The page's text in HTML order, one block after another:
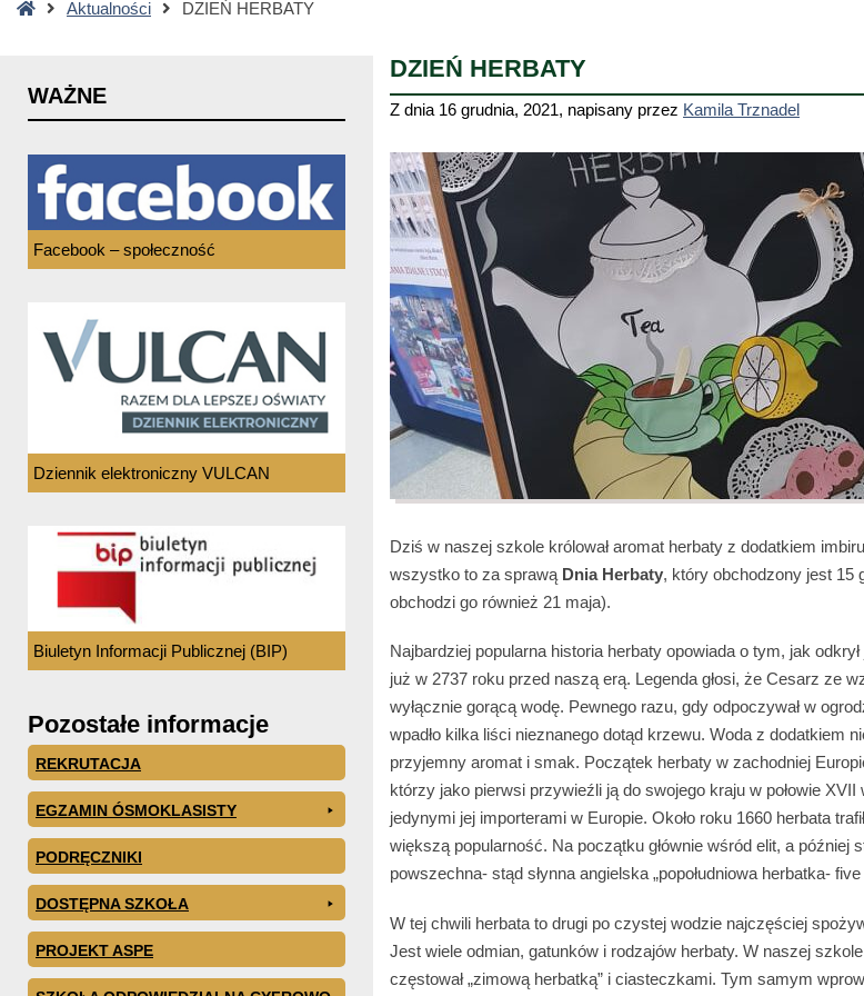
StronaAktualności DZIEŃ HERBATY
DZIEŃ HERBATY
Z dnia 16 grudnia, 2021, napisany przez Kamila Trznadel
Dziś w naszej szkole królował aromat herbaty z dodatkiem
wszystko to za sprawą Dnia Herbaty, który obchodzony jest 15
obchodzi go również 21 maja).
Najbardziej popularna historia herbaty opowiada o tym, jak odkrył
już w 2737 roku przed naszą erą. Legenda głosi, że Cesarz ze
wyłącznie gorącą wodę. Pewnego razu, gdy odpoczywał w
wpadło kilka liści nieznanego dotąd krzewu. Woda z dodatkiem
przyjemny aromat i smak. Początek herbaty w zachodniej
którzy jako pierwsi przywieźli ją do swojego kraju w połowie
jedynymi jej importerami w Europie. Około roku 1660 herbata
większą popularność. Na początku głównie wśród elit, a później
powszechna- stąd słynna angielska „popołudniowa herbatka- five
W tej chwili herbata to drugi po czystej wodzie najczęściej
Jest wiele odmian, gatunków i rodzajów herbaty. W naszej
częstował „zimową herbatką” i ciasteczkami. Tym samym
WAŻNE
Facebook – społeczność
Dziennik elektroniczny VULCAN
Biuletyn Informacji Publicznej (BIP)
Pozostałe informacje
REKRUTACJA
EGZAMIN ÓSMOKLASISTY
PODRĘCZNIKI
DOSTĘPNA SZKOŁA
PROJEKT ASPE